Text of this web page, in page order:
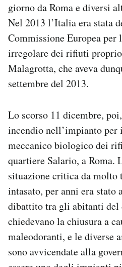
giorno da Roma e diversi
Nel 2013 l’Italia era stata
Commissione Europea
irregolare dei rifiuti
Malagrotta, che aveva
settembre del 2013.
Lo scorso 11 dicembre,
incendio nell’impianto
meccanico biologico dei
quartiere Salario, a Roma.
situazione critica da molto
intasato, per anni era stato
dibattito tra gli abitanti del
chiedevano la chiusura a
maleodoranti, e le diverse
sono avvicendate alla